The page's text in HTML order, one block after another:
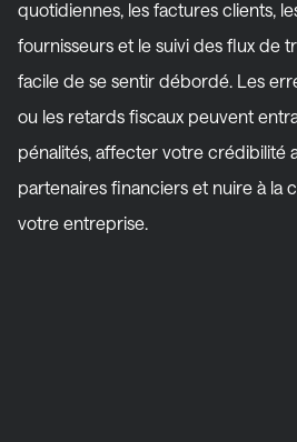
quotidiennes, les factures clients,
fournisseurs et le suivi des flux de
facile de se sentir débordé. Les
ou les retards fiscaux peuvent
pénalités, affecter votre crédibilité
partenaires financiers et nuire à la
votre entreprise.